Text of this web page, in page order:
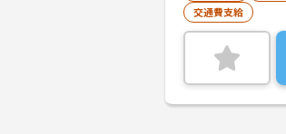
交通費支給